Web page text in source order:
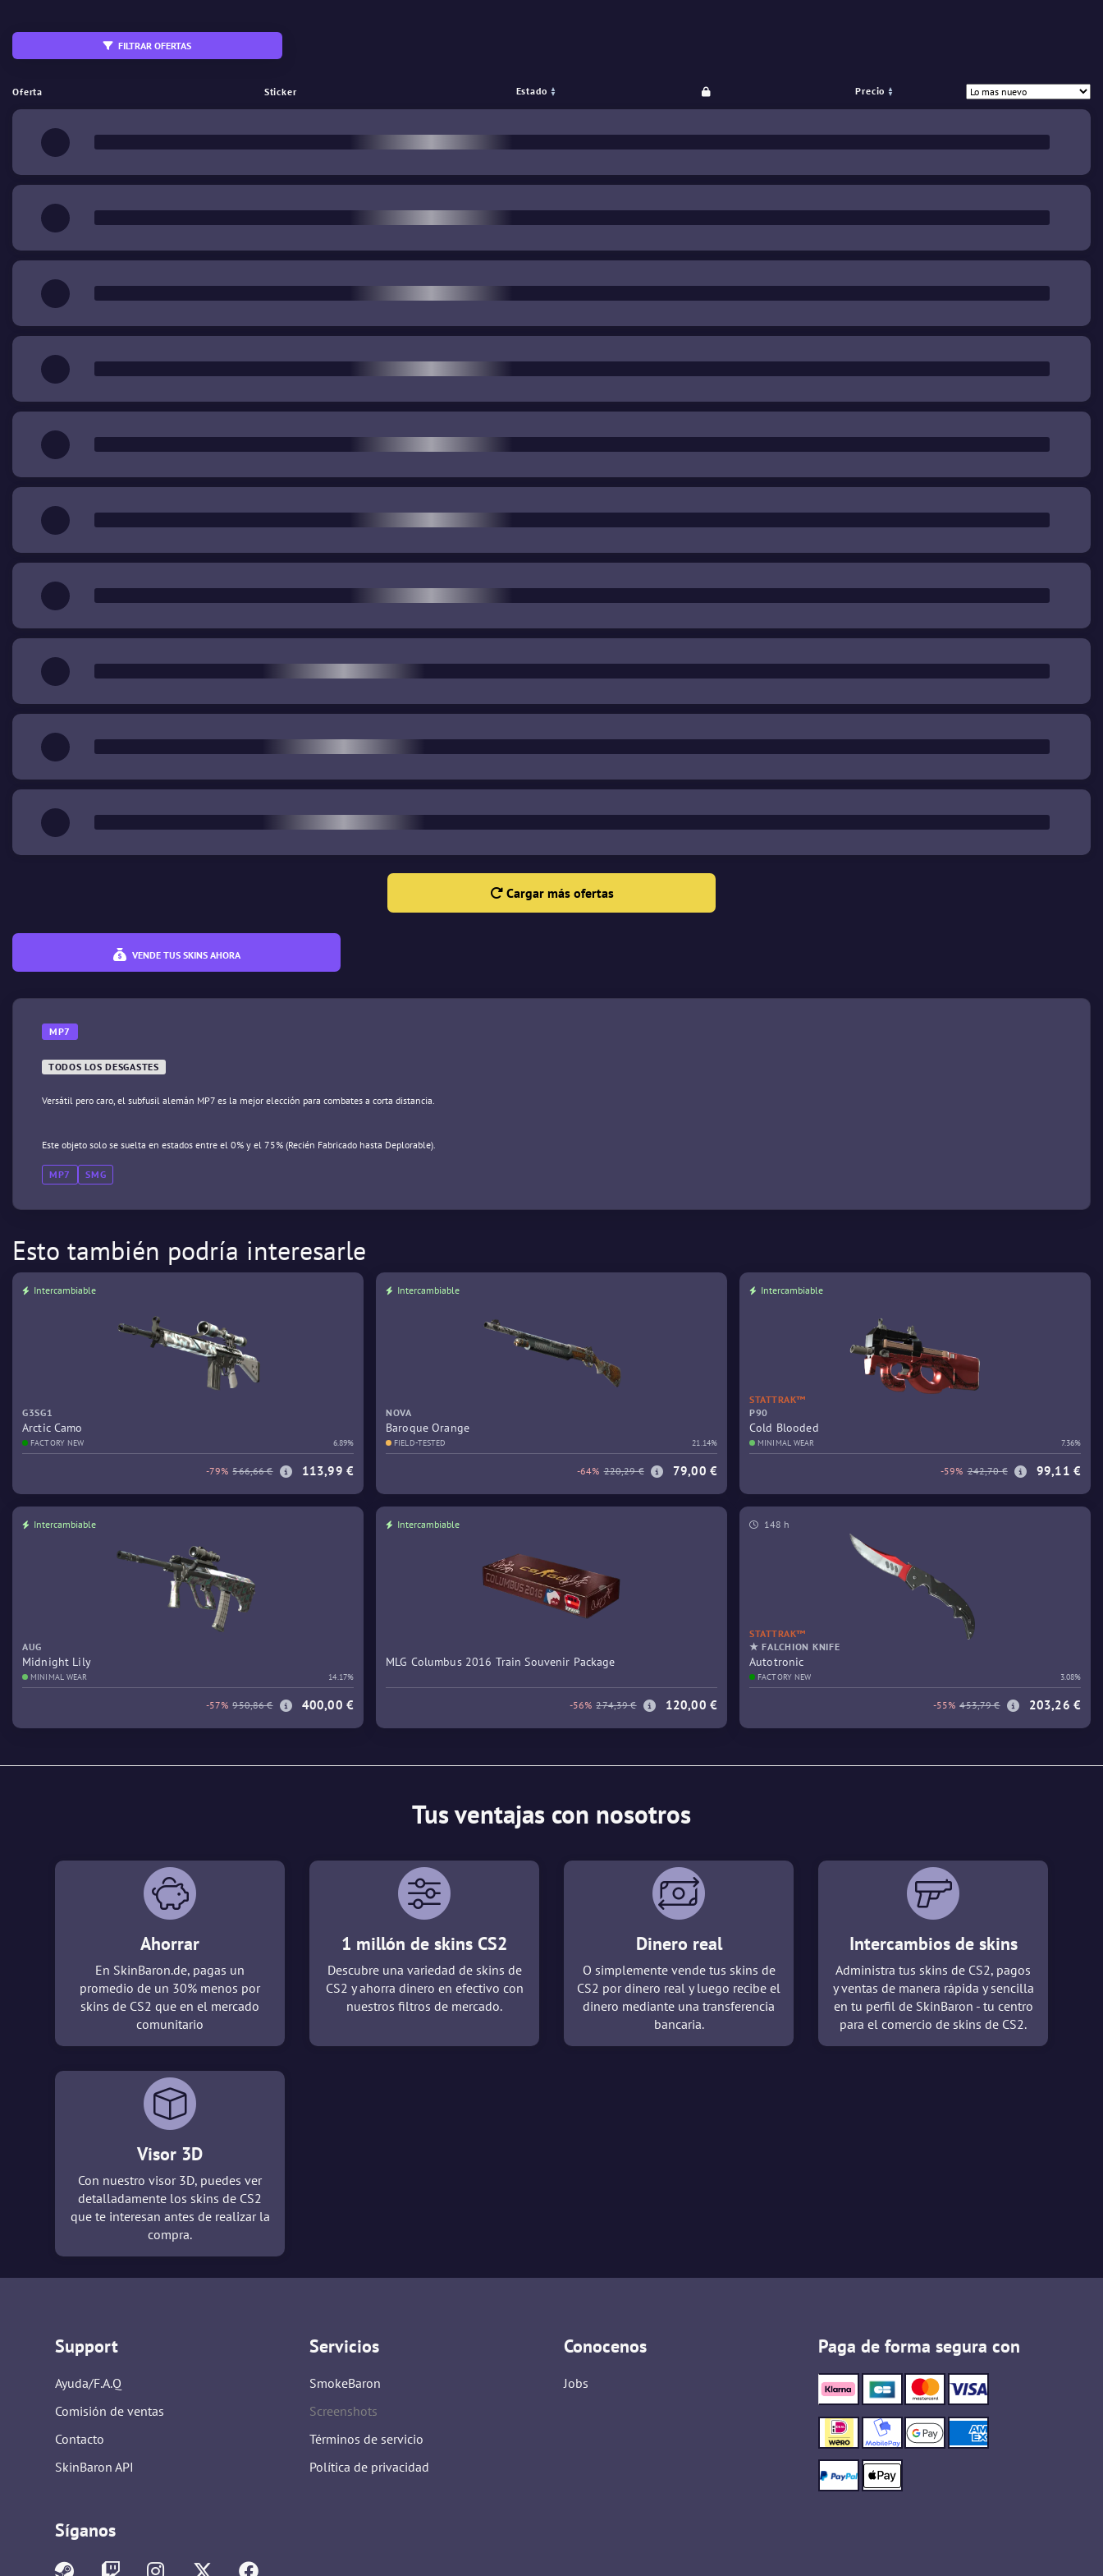
VENDE TUS SKINS AHORA
FILTRAR OFERTAS
Desgaste
Oferta Sticker Estado Precio
Cargar más ofertas
MP7
TODOS LOS DESGASTES
Versátil pero caro, el subfusil alemán MP7 es la mejor elección para combates a corta distancia.
Este objeto solo se suelta en estados entre el 0% y el 75% (Recién Fabricado hasta Deplorable).
MP7 SMG
Esto también podría interesarle
Intercambiable
G3SG1
Arctic Camo
FACTORY NEW 6.89%
-79% 566,66 € 113,99 €
Intercambiable
NOVA
Baroque Orange
FIELD-TESTED 21.14%
-64% 220,29 € 79,00 €
Intercambiable
STATTRAK™
P90
Cold Blooded
MINIMAL WEAR 7.36%
-59% 242,70 € 99,11 €
Intercambiable
AUG
Midnight Lily
MINIMAL WEAR 14.17%
-57% 950,86 € 400,00 €
Intercambiable
MLG Columbus 2016 Train Souvenir Package
-56% 274,39 € 120,00 €
148 h
STATTRAK™
★ FALCHION KNIFE
Autotronic
FACTORY NEW 3.08%
-55% 453,79 € 203,26 €
Tus ventajas con nosotros
Ahorrar
En SkinBaron.de, pagas un
promedio de un 30% menos por
skins de CS2 que en el mercado
comunitario
1 millón de skins CS2
Descubre una variedad de skins de
CS2 y ahorra dinero en efectivo con
nuestros filtros de mercado.
Dinero real
O simplemente vende tus skins de
CS2 por dinero real y luego recibe el
dinero mediante una transferencia
bancaria.
Intercambios de skins
Administra tus skins de CS2, pagos
y ventas de manera rápida y sencilla
en tu perfil de SkinBaron - tu centro
para el comercio de skins de CS2.
Visor 3D
Con nuestro visor 3D, puedes ver
detalladamente los skins de CS2
que te interesan antes de realizar la
compra.
Support
Ayuda/F.A.Q
Comisión de ventas
Contacto
SkinBaron API
Servicios
SmokeBaron
Screenshots
Términos de servicio
Política de privacidad
Conocenos
Jobs
Paga de forma segura con
Síganos